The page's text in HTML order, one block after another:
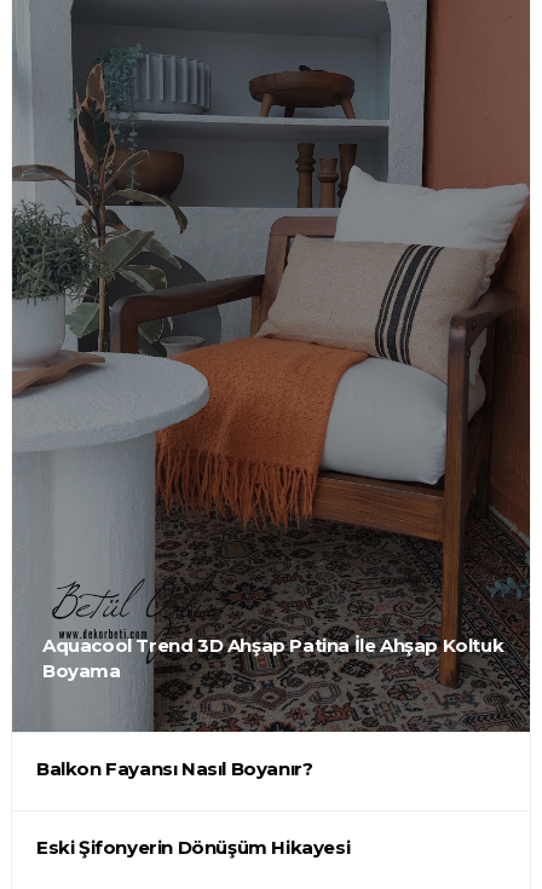
Aquacool Trend 3D Ahşap Patina İle Ahşap Koltuk
Boyama
Balkon Fayansı Nasıl Boyanır?
Eski Şifonyerin Dönüşüm Hikayesi